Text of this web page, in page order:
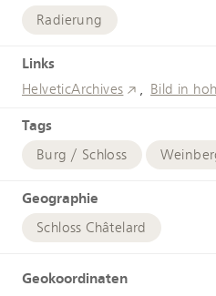
Radierung
Links
HelveticArchives Bild in
Tags
Burg / Schloss
Geographie
Schloss Châtelard
Geokoordinaten